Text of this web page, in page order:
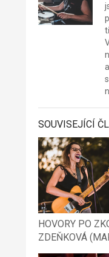
SOUVISEJÍCÍ
HOVORY PO
ZDEŇKOVÁ